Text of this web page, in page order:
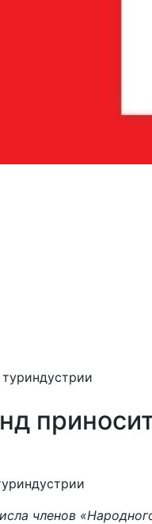
членов